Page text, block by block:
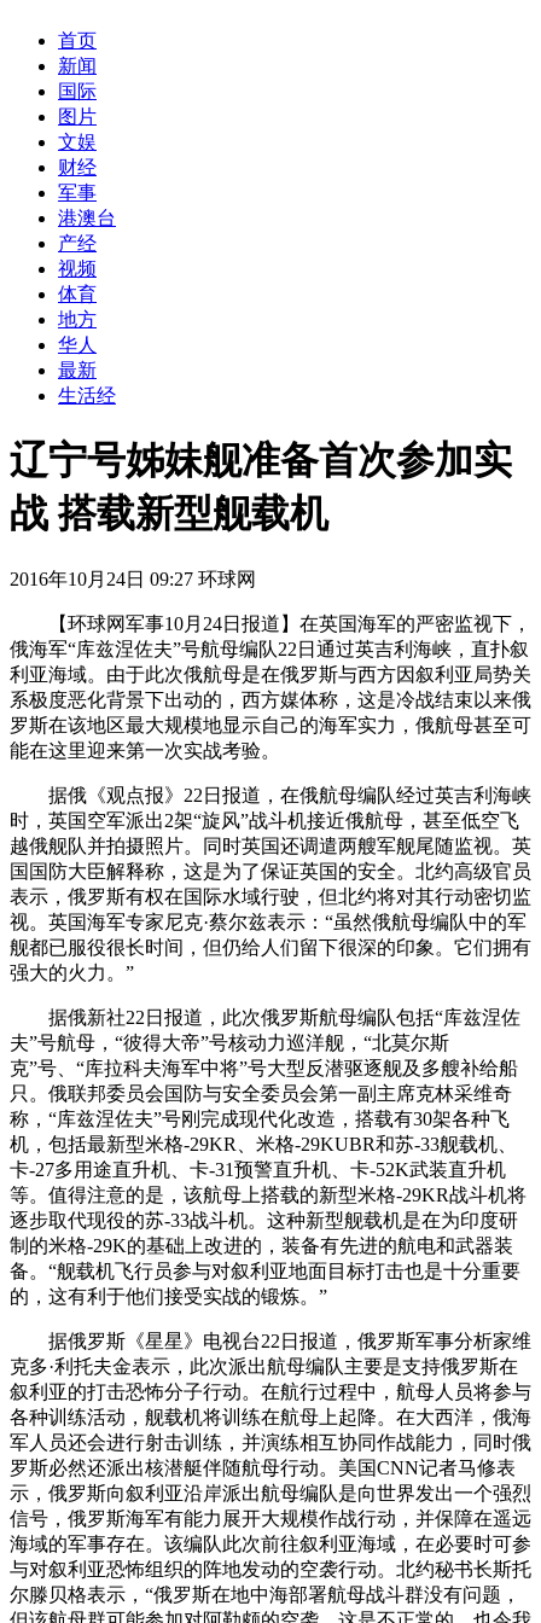
首页
新闻
国际
图片
文娱
财经
军事
港澳台
产经
视频
体育
地方
华人
最新
生活经
辽宁号姊妹舰准备首次参加实
战 搭载新型舰载机
2016年10月24日 09:27 环球网
【环球网军事10月24日报道】在英国海军的严密监视下，
俄海军“库兹涅佐夫”号航母编队22日通过英吉利海峡，直扑叙
利亚海域。由于此次俄航母是在俄罗斯与西方因叙利亚局势关
系极度恶化背景下出动的，西方媒体称，这是冷战结束以来俄
罗斯在该地区最大规模地显示自己的海军实力，俄航母甚至可
能在这里迎来第一次实战考验。
据俄《观点报》22日报道，在俄航母编队经过英吉利海峡
时，英国空军派出2架“旋风”战斗机接近俄航母，甚至低空飞
越俄舰队并拍摄照片。同时英国还调遣两艘军舰尾随监视。英
国国防大臣解释称，这是为了保证英国的安全。北约高级官员
表示，俄罗斯有权在国际水域行驶，但北约将对其行动密切监
视。英国海军专家尼克·蔡尔兹表示：“虽然俄航母编队中的军
舰都已服役很长时间，但仍给人们留下很深的印象。它们拥有
强大的火力。”
据俄新社22日报道，此次俄罗斯航母编队包括“库兹涅佐
夫”号航母，“彼得大帝”号核动力巡洋舰，“北莫尔斯
克”号、“库拉科夫海军中将”号大型反潜驱逐舰及多艘补给船
只。俄联邦委员会国防与安全委员会第一副主席克林采维奇
称，“库兹涅佐夫”号刚完成现代化改造，搭载有30架各种飞
机，包括最新型米格-29KR、米格-29KUBR和苏-33舰载机、
卡-27多用途直升机、卡-31预警直升机、卡-52K武装直升机
等。值得注意的是，该航母上搭载的新型米格-29KR战斗机将
逐步取代现役的苏-33战斗机。这种新型舰载机是在为印度研
制的米格-29K的基础上改进的，装备有先进的航电和武器装
备。“舰载机飞行员参与对叙利亚地面目标打击也是十分重要
的，这有利于他们接受实战的锻炼。”
据俄罗斯《星星》电视台22日报道，俄罗斯军事分析家维
克多·利托夫金表示，此次派出航母编队主要是支持俄罗斯在
叙利亚的打击恐怖分子行动。在航行过程中，航母人员将参与
各种训练活动，舰载机将训练在航母上起降。在大西洋，俄海
军人员还会进行射击训练，并演练相互协同作战能力，同时俄
罗斯必然还派出核潜艇伴随航母行动。美国CNN记者马修表
示，俄罗斯向叙利亚沿岸派出航母编队是向世界发出一个强烈
信号，俄罗斯海军有能力展开大规模作战行动，并保障在遥远
海域的军事存在。该编队此次前往叙利亚海域，在必要时可参
与对叙利亚恐怖组织的阵地发动的空袭行动。北约秘书长斯托
尔滕贝格表示，“俄罗斯在地中海部署航母战斗群没有问题，